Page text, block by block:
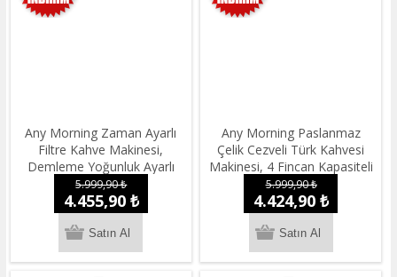
Any Morning Zaman Ayarlı
Filtre Kahve Makinesi,
Demleme Yoğunluk Ayarlı
1000 W 2 L SH21515B
5.999,90 ₺
4.455,90 ₺
Any Morning Paslanmaz
Çelik Cezveli Türk Kahvesi
Makinesi, 4 Fincan Kapasiteli
250 ml LI23201S
5.999,90 ₺
4.424,90 ₺